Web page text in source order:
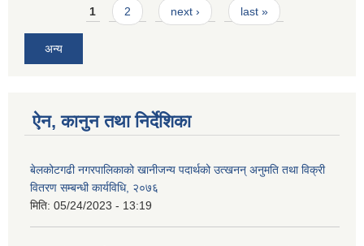
Pages1 2 next › last »
अन्य
ऐन, कानुन तथा निर्देशिका
बेलकोटगढी नगरपालिकाको खानीजन्य पदार्थको उत्खनन् अनुमति तथा विक्री
वितरण सम्बन्धी कार्यविधि, २०७६
मिति: 05/24/2023 - 13:19